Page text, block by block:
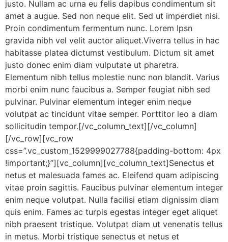
justo. Nullam ac urna eu felis dapibus condimentum sit
amet a augue. Sed non neque elit. Sed ut imperdiet nisi.
Proin condimentum fermentum nunc. Lorem Ipsn
gravida nibh vel velit auctor aliquet.Viverra tellus in hac
habitasse platea dictumst vestibulum. Dictum sit amet
justo donec enim diam vulputate ut pharetra.
Elementum nibh tellus molestie nunc non blandit. Varius
morbi enim nunc faucibus a. Semper feugiat nibh sed
pulvinar. Pulvinar elementum integer enim neque
volutpat ac tincidunt vitae semper. Porttitor leo a diam
sollicitudin tempor.[/vc_column_text][/vc_column]
[/vc_row][vc_row
css=”.vc_custom_1529999027788{padding-bottom: 4px
!important;}”][vc_column][vc_column_text]Senectus et
netus et malesuada fames ac. Eleifend quam adipiscing
vitae proin sagittis. Faucibus pulvinar elementum integer
enim neque volutpat. Nulla facilisi etiam dignissim diam
quis enim. Fames ac turpis egestas integer eget aliquet
nibh praesent tristique. Volutpat diam ut venenatis tellus
in metus. Morbi tristique senectus et netus et